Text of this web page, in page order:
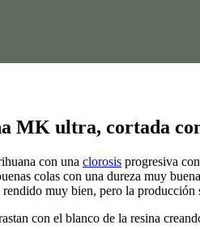
MK ultra, cortada
con una clorosis progresiva
colas con una dureza muy
muy bien, pero la producción
con el blanco de la resina